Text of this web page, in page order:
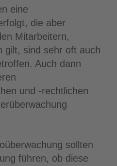
eine
die aber
Mitarbeitern,
gilt, sind sehr oft auch
Auch dann
und -rechtlichen
sollten
führen, ob diese